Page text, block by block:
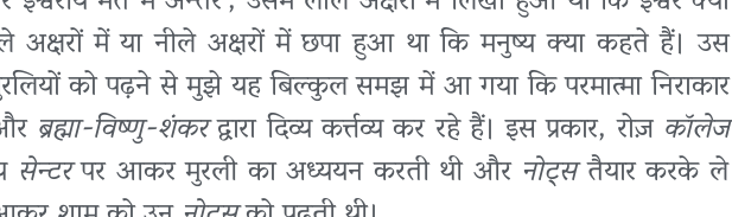
में या नीले अक्षरों में छपा हुआ था कि मनुष्य क्या कहते हैं। उस
को पढ़ने से मुझे यह बिल्कुल समझ में आ गया कि परमात्मा निराकार
ब्रह्मा-विष्णु-शंकरद्वारा दिव्य कर्त्तव्य कर रहे हैं। इस प्रकार, रोज़ कॉलेज
सेन्टरपर आकर मुरली का अध्ययन करती थी और नोट्सतैयार करके ले